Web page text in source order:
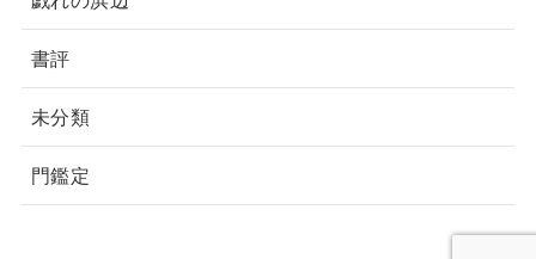
書評
未分類
門鑑定